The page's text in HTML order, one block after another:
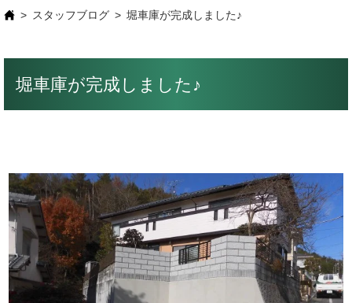
スタッフブログ 堀車庫が完成しました♪
堀車庫が完成しました♪